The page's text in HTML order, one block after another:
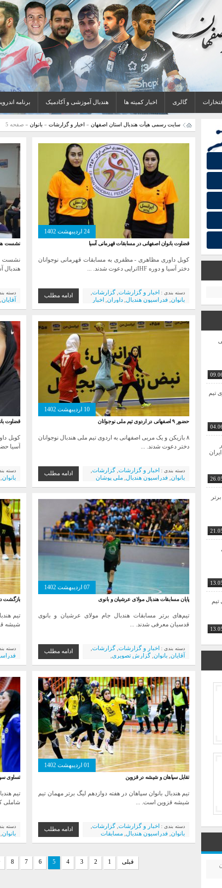
گالری اخبار کمیته ها هندبال آموزشی و آکادمیک برنامه
تیم
تیم
سایت رسمی هیأت هندبال استان اصفهان » اخبار و گزارشات » بانوان » صفحه 5
24 اردیبهشت 1402
قضاوت بانوان اصفهانی در مسابقات قهرمانی آسیا
کوبل داوری مظاهری - مظفری به مسابقات قهرمانی نوجوانان
دختر آسیا و دوره IHFتراپی دعوت شدند. ...
دسته بندی : اخبار و گزارشات گزارشات
بانوان فدراسیون هندبال داوران
اخبار
ادامه مطلب
نشست
نشست
هندبال
دسته
آقایان
10 اردیبهشت 1402
حضور ۹ اصفهانی در اردوی تیم ملی نوجوانان
۸ بازیکن و یک مربی اصفهانی به اردوی تیم ملی هندبال نوجوانان
دختر دعوت شدند. ...
دسته بندی : اخبار و گزارشات گزارشات
بانوان فدراسیون هندبال ملی پوشان
ادامه مطلب
قضاوت
کوبل
آسیا
دسته
بانوان
07 اردیبهشت 1402
پایان مسابقات هندبال مولای عرشیان و بانوی
تیم‌های برتر مسابقات هندبال جام مولای عرشیان و بانوی
قدسیان معرفی شدند. ...
دسته بندی : اخبار و گزارشات گزارشات
آقایان بانوان گزارش تصویری
ادامه مطلب
بازگشت
تیم
شیشه
دسته
01 اردیبهشت 1402
تقابل سپاهان و شیشه در قزوین
تیم هندبال بانوان سپاهان در هفته دوازدهم لیگ برتر مهمان تیم
شیشه قزوین است. ...
دسته بندی : اخبار و گزارشات گزارشات
بانوان فدراسیون هندبال مسابقات
ادامه مطلب
تساوی
تیم‌
شاملی
دسته
بانوان
قبلی 1
2
3
4
5
6
7
8